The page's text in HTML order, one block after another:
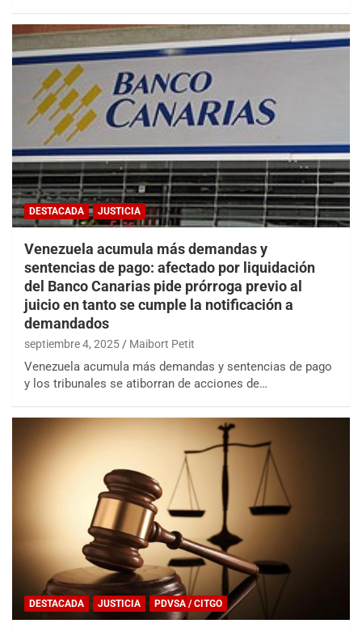
DESTACADA JUSTICIA
Venezuela acumula más demandas y
sentencias de pago: afectado por liquidación
del Banco Canarias pide prórroga previo al
juicio en tanto se cumple la notificación a
demandados
septiembre 4, 2025 Maibort Petit
Venezuela acumula más demandas y sentencias de pago
y los tribunales se atiborran de acciones de…
DESTACADA JUSTICIA PDVSA / CITGO